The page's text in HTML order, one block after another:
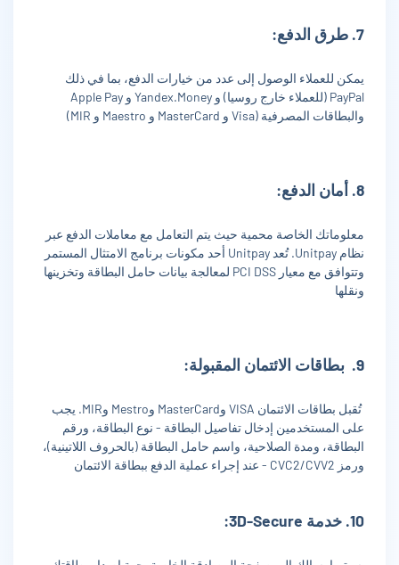
7. طرق الدفع:
يمكن للعملاء الوصول إلى عدد من خيارات الدفع، بما في ذلك
PayPal (للعملاء خارج روسيا) و Yandex.Money و Apple Pay
والبطاقات المصرفية (Visa و MasterCard و Maestro و MIR)
8. أمان الدفع:
معلوماتك الخاصة محمية حيث يتم التعامل مع معاملات الدفع عبر
نظام Unitpay. تُعد Unitpay أحد مكونات برنامج الامتثال المستمر
وتتوافق مع معيار PCI DSS لمعالجة بيانات حامل البطاقة وتخزينها
ونقلها
9. بطاقات الائتمان المقبولة:
تُقبل بطاقات الائتمان VISA وMasterCard وMestro وMIR. يجب
على المستخدمين إدخال تفاصيل البطاقة - نوع البطاقة، ورقم
البطاقة، ومدة الصلاحية، واسم حامل البطاقة (بالحروف اللاتينية)،
ورمز CVC2/CVV2 - عند إجراء عملية الدفع ببطاقة الائتمان
10. خدمة 3D-Secure: